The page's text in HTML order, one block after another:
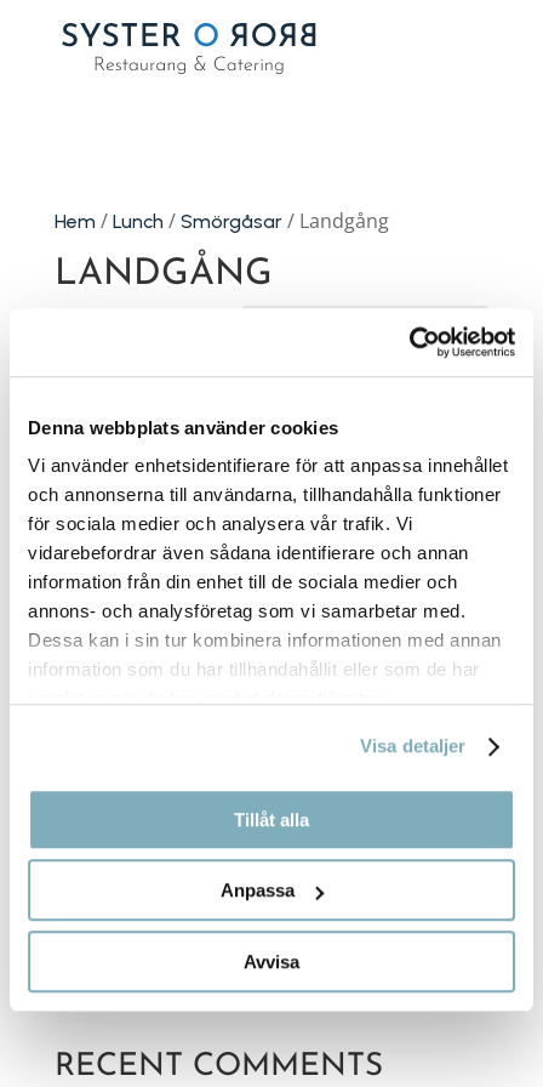
Denna webbplats använder cookies
Vi använder enhetsidentifierare för att anpassa innehållet
och annonserna till användarna, tillhandahålla funktioner
för sociala medier och analysera vår trafik. Vi
vidarebefordrar även sådana identifierare och annan
information från din enhet till de sociala medier och
annons- och analysföretag som vi samarbetar med.
Dessa kan i sin tur kombinera informationen med annan
information som du har tillhandahållit eller som de har
Visa detaljer
Tillåt alla
Anpassa
Avvisa
Hem / Lunch / Smörgåsar/ Landgång
LANDGÅNG
KLASSISK – ÄGG, LAX, SKINKA, OST, SKAGEN
RECENT POSTS
RECENT COMMENTS